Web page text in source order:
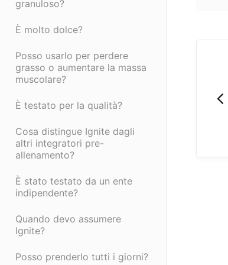
granuloso?
È molto dolce?
Posso usarlo per perdere
grasso o aumentare la massa
muscolare?
È testato per la qualità?
Cosa distingue Ignite dagli
altri integratori pre-
allenamento?
È stato testato da un ente
indipendente?
Quando devo assumere
Ignite?
Posso prenderlo tutti i giorni?